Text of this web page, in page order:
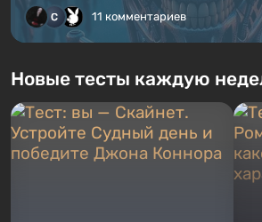
11 комментариев
Новые тесты каждую